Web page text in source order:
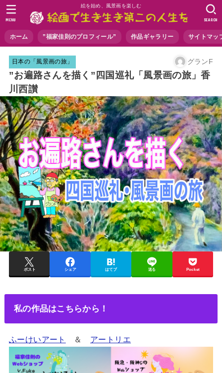
絵を始め、風景画を楽しむ
ホーム ”福家佳則のプロフィール” 作品ギャラリー サイトマッ
SEARCH
MENU
日本の「風景画の旅」 グランF
”お遍路さんを描く”四国巡礼「風景画の旅」香
川西讃
ポスト シェア はてブ 送る Pocket
私の作品はこちらから！
ふーけいアート ＆ アートリエ